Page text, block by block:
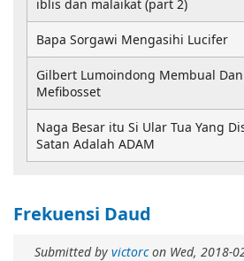
Frekuensi Daud
Submitted by victorcon Wed, 2018-
iblis dan malaikat (part 2)
Bapa Sorgawi Mengasihi Lucifer
Gilbert Lumoindong Membual
Mefibosset
Naga Besar itu Si Ular Tua Yang
Satan Adalah ADAM